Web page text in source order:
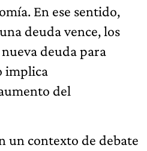
En ese sentido,
deuda vence, los
deuda para
implica
del
un contexto de debate